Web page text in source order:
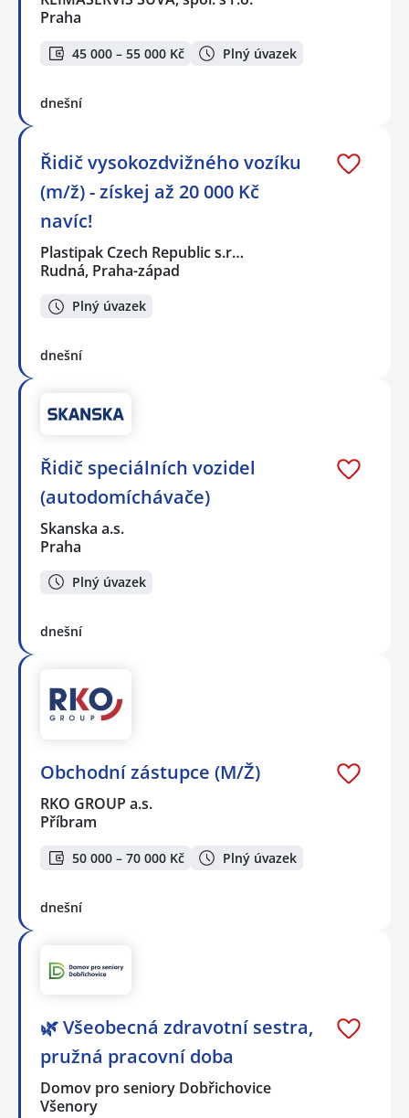
Praha
45 000 – 55 000 Kč Plný úvazek
dnešní
Řidič vysokozdvižného vozíku
(m/ž) - získej až 20 000 Kč
navíc!
Plastipak Czech Republic s.r…
Rudná, Praha-západ
Plný úvazek
dnešní
Řidič speciálních vozidel
(autodomíchávače)
Skanska a.s.
Praha
Plný úvazek
dnešní
Obchodní zástupce (M/Ž)
RKO GROUP a.s.
Příbram
50 000 – 70 000 Kč Plný úvazek
dnešní
🌿 Všeobecná zdravotní sestra,
pružná pracovní doba
Domov pro seniory Dobřichovice
Všenory